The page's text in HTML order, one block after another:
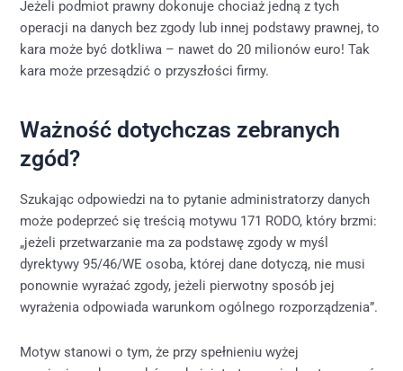
Jeżeli podmiot prawny dokonuje chociaż jedną z tych
operacji na danych bez zgody lub innej podstawy prawnej, to
kara może być dotkliwa – nawet do 20 milionów euro! Tak
kara może przesądzić o przyszłości firmy.
Ważność dotychczas zebranych
zgód?
Szukając odpowiedzi na to pytanie administratorzy danych
może podeprzeć się treścią motywu 171 RODO, który brzmi:
„jeżeli przetwarzanie ma za podstawę zgody w myśl
dyrektywy 95/46/WE osoba, której dane dotyczą, nie musi
ponownie wyrażać zgody, jeżeli pierwotny sposób jej
wyrażenia odpowiada warunkom ogólnego rozporządzenia”.
Motyw stanowi o tym, że przy spełnieniu wyżej